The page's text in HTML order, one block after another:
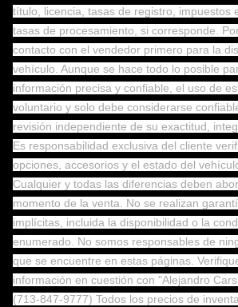
título, licencia, tasas de registro, impuestos
tasas de procesamiento, si corresponde.
contacto con el vendedor primero para la
vehículo. Aunque se hace todo lo posible
información precisa y confiable, el uso de
voluntario y solo debe considerarse
revisión independiente de su exactitud,
Es responsabilidad exclusiva del cliente
opciones, accesorios y el estado del
Cualquier y todas las diferencias deben
momento de la venta. No se realizan
implícitas, incluida la disponibilidad o la
enumerado. No somos responsables de
que se encuentre en estas páginas.
información en cuestión con "Alejandro
(713-847-9777) Todos los precios de